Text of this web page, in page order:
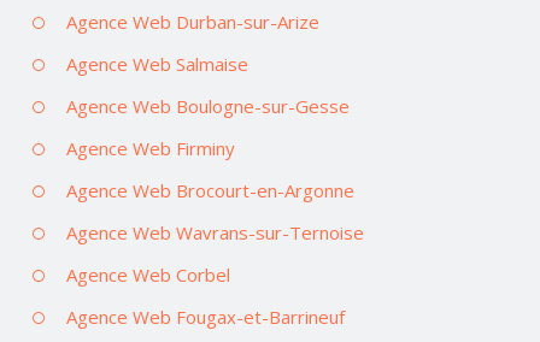
Agence Web Durban-sur-Arize
Agence Web Salmaise
Agence Web Boulogne-sur-Gesse
Agence Web Firminy
Agence Web Brocourt-en-Argonne
Agence Web Wavrans-sur-Ternoise
Agence Web Corbel
Agence Web Fougax-et-Barrineuf